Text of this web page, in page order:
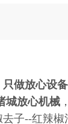
做放心设备
城放心机械
子--红辣